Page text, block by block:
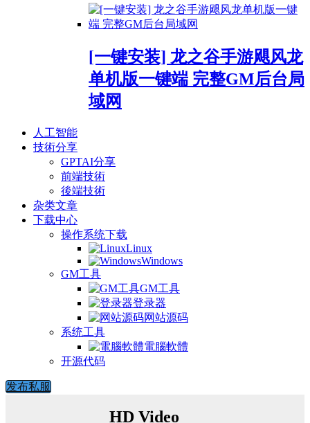
[一键安装] 龙之谷手游飓风龙
单机版一键端 完整GM后台局
域网
人工智能
技術分享
GPTAI分享
前端技術
後端技術
杂类文章
下载中心
操作系统下载
Linux
Windows
GM工具
GM工具
登录器
网站源码
系统工具
電腦軟體
开源代码
发布私服
HD Video